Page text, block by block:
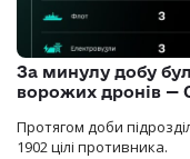
За минулу добу
ворожих дронів —
Протягом доби
1902 цілі противника.